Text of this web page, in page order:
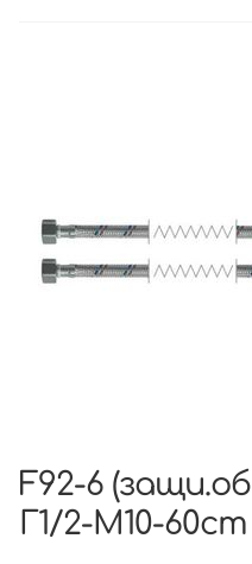
F92-6
Г1/2-М10-